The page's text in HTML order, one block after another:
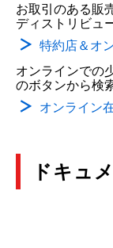
お取引のある販
ディストリビュ
特約店＆オ
オンラインでの
のボタンから検
オンライン
ドキュ